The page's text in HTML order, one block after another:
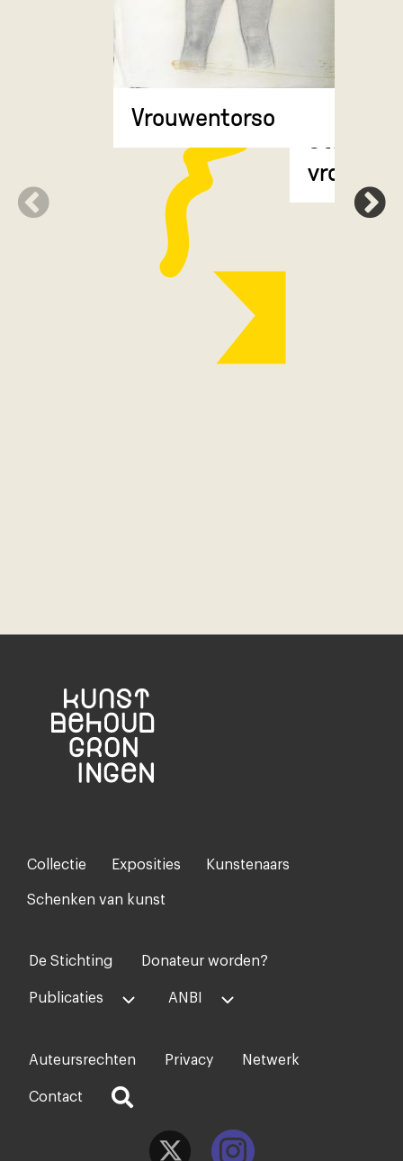
Vrouwentorso
Footer-
menu
Collectie Exposities Kunstenaars
Schenken van kunst
Voet
midden
De Stichting Donateur worden?
Publicaties ANBI
Voet
rechts
Auteursrechten Privacy Netwerk
Contact